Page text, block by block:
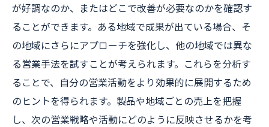
が好調なのか、またはどこで改善が必要なのかを確認す
ることができます。ある地域で成果が出ている場合、そ
の地域にさらにアプローチを強化し、他の地域では異な
る営業手法を試すことが考えられます。これらを分析す
ることで、自分の営業活動をより効果的に展開するため
のヒントを得られます。製品や地域ごとの売上を把握
し、次の営業戦略や活動にどのように反映させるかを考